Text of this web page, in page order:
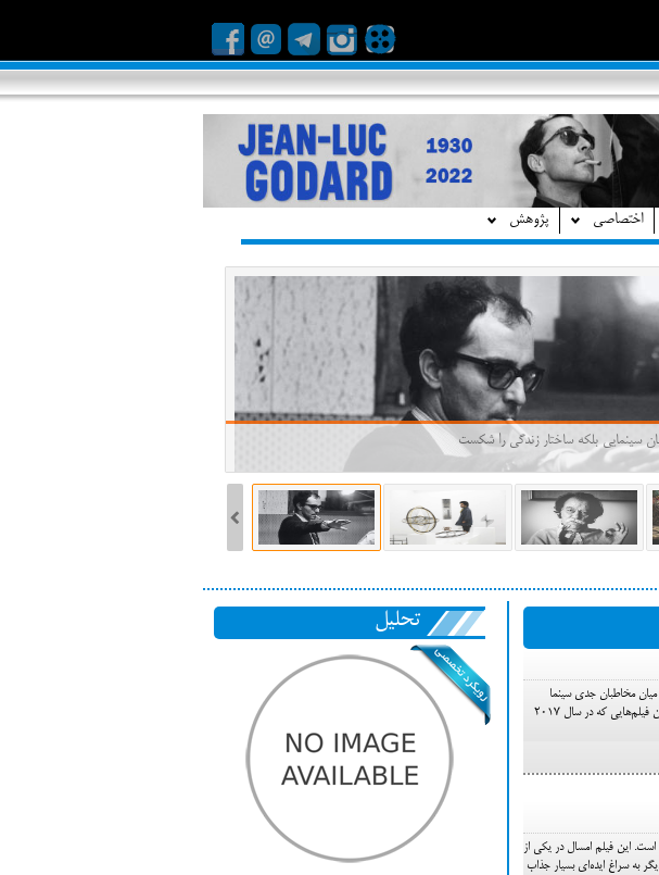
اختصاصی پژوهش
سینمایی بلکه ساختار زندگی را شکست
مخاطبان جدی سینما
برانگیزند، معرفی کرده است. لیست مذکور را در ادامه و برای اولین بار در سایت آکادمی هنر ببینید: ادامه مطلب: مهمترین فیلم‌هایی که در سال 2017
این فیلم امسال در یکی از
به سراغ ایده‌ای بسیار جذاب
تحلیل